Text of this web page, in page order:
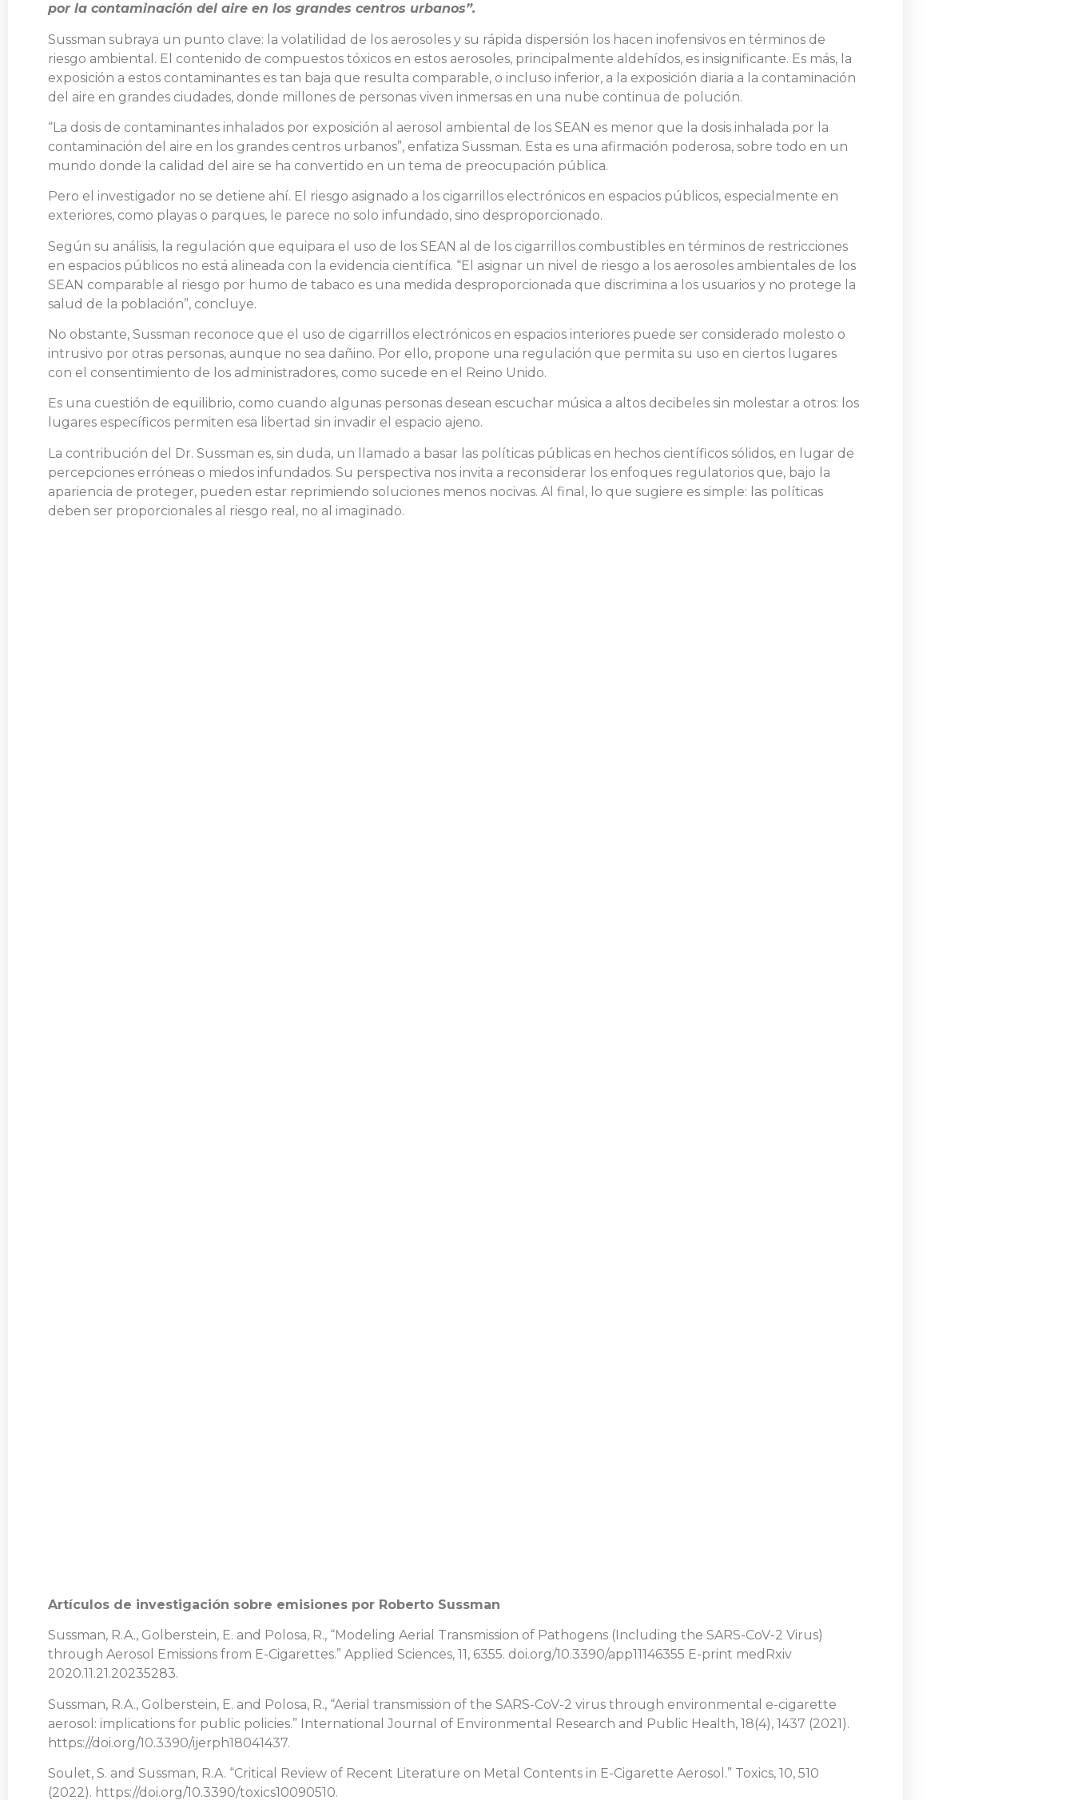
por la contaminación del aire en los grandes centros urbanos”.
Sussman subraya un punto clave: la volatilidad de los aerosoles y su rápida dispersión los hacen inofensivos en términos de
riesgo ambiental. El contenido de compuestos tóxicos en estos aerosoles, principalmente aldehídos, es insignificante. Es más, la
exposición a estos contaminantes es tan baja que resulta comparable, o incluso inferior, a la exposición diaria a la contaminación
del aire en grandes ciudades, donde millones de personas viven inmersas en una nube continua de polución.
“La dosis de contaminantes inhalados por exposición al aerosol ambiental de los SEAN es menor que la dosis inhalada por la
contaminación del aire en los grandes centros urbanos”, enfatiza Sussman. Esta es una afirmación poderosa, sobre todo en un
mundo donde la calidad del aire se ha convertido en un tema de preocupación pública.
Pero el investigador no se detiene ahí. El riesgo asignado a los cigarrillos electrónicos en espacios públicos, especialmente en
exteriores, como playas o parques, le parece no solo infundado, sino desproporcionado.
Según su análisis, la regulación que equipara el uso de los SEAN al de los cigarrillos combustibles en términos de restricciones
en espacios públicos no está alineada con la evidencia científica. “El asignar un nivel de riesgo a los aerosoles ambientales de los
SEAN comparable al riesgo por humo de tabaco es una medida desproporcionada que discrimina a los usuarios y no protege la
salud de la población”, concluye.
No obstante, Sussman reconoce que el uso de cigarrillos electrónicos en espacios interiores puede ser considerado molesto o
intrusivo por otras personas, aunque no sea dañino. Por ello, propone una regulación que permita su uso en ciertos lugares
con el consentimiento de los administradores, como sucede en el Reino Unido.
Es una cuestión de equilibrio, como cuando algunas personas desean escuchar música a altos decibeles sin molestar a otros: los
lugares específicos permiten esa libertad sin invadir el espacio ajeno.
La contribución del Dr. Sussman es, sin duda, un llamado a basar las políticas públicas en hechos científicos sólidos, en lugar de
percepciones erróneas o miedos infundados. Su perspectiva nos invita a reconsiderar los enfoques regulatorios que, bajo la
apariencia de proteger, pueden estar reprimiendo soluciones menos nocivas. Al final, lo que sugiere es simple: las políticas
deben ser proporcionales al riesgo real, no al imaginado.
Artículos de investigación sobre emisiones por Roberto Sussman
Sussman, R.A., Golberstein, E. and Polosa, R., “Modeling Aerial Transmission of Pathogens (Including the SARS-CoV-2 Virus)
through Aerosol Emissions from E-Cigarettes.” Applied Sciences, 11, 6355. doi.org/10.3390/app11146355 E-print medRxiv
2020.11.21.20235283.
Sussman, R.A., Golberstein, E. and Polosa, R., “Aerial transmission of the SARS-CoV-2 virus through environmental e-cigarette
aerosol: implications for public policies.” International Journal of Environmental Research and Public Health, 18(4), 1437 (2021).
https://doi.org/10.3390/ijerph18041437.
Soulet, S. and Sussman, R.A. “Critical Review of Recent Literature on Metal Contents in E-Cigarette Aerosol.” Toxics, 10, 510
(2022). https://doi.org/10.3390/toxics10090510.